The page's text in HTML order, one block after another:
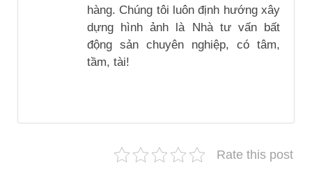
hàng. Chúng tôi luôn định hướng xây
dựng hình ảnh là Nhà tư vấn bất
động sản chuyên nghiệp, có tâm,
tầm, tài!
Rate this post